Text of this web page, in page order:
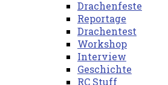
Drachenfeste
Reportage
Drachentest
Workshop
Interview
Geschichte
RC Stuff